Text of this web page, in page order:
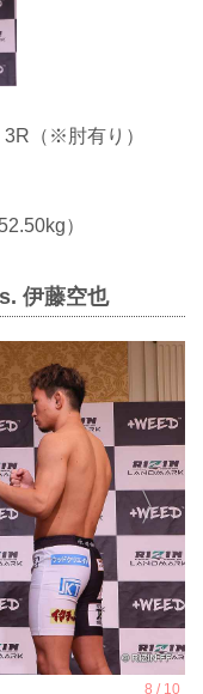
（※肘有り）
52.50kg）
伊藤空也